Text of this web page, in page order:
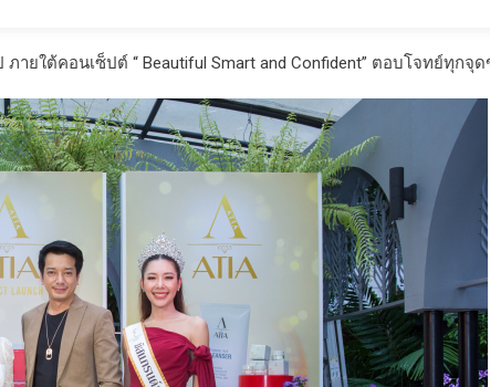
ายใต้คอนเซ็ปต์ “ Beautiful Smart and Confident” ตอบโจทย์ทุกจุด